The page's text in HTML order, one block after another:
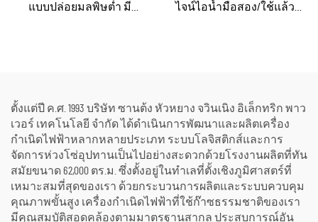
แบบปล่อยมลพิษต่ำ มี
ไจน์ไอน้ำมือสอง/ใช้แล้วที่
ตั้งแต่ปี ค.ศ. 1993 บริษัท ซานต้ง หัวหยาง จวินเนิง อิเล็กทริก พาว
เวอร์ เทคโนโลยี จำกัด ได้ดำเนินการพัฒนาและผลิตเครื่อง
กำเนิดไฟฟ้าหลากหลายประเภท ระบบโลจิสติกส์และการ
จัดการห่วงโซ่อุปทานเป็นไปอย่างสะดวกด้วยโรงงานผลิตที่ทัน
สมัยขนาด 62,000 ตร.ม. ซึ่งตั้งอยู่ในทำเลที่ตั้งเชิงภูมิศาสตร์ที่
เหมาะสมที่สุดของเรา ด้วยกระบวนการผลิตและระบบควบคุม
คุณภาพขั้นสูง เครื่องกำเนิดไฟฟ้าที่ใช้ก๊าซธรรมชาติของเรา
มีคุณสมบัติสอดคล้องตามมาตรฐานสากล ประสบการณ์อัน